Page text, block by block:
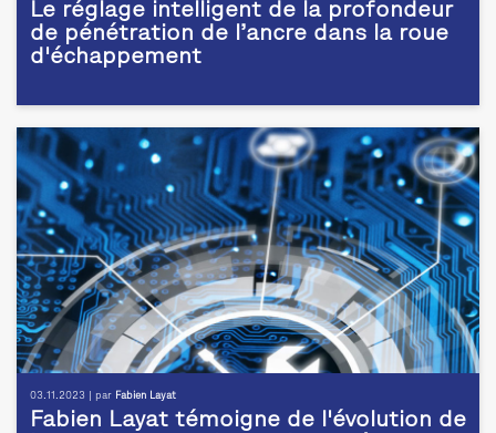
Le réglage intelligent de la profondeur
de pénétration de l’ancre dans la roue
d'échappement
03.11.2023 | par Fabien Layat
Fabien Layat témoigne de l'évolution de